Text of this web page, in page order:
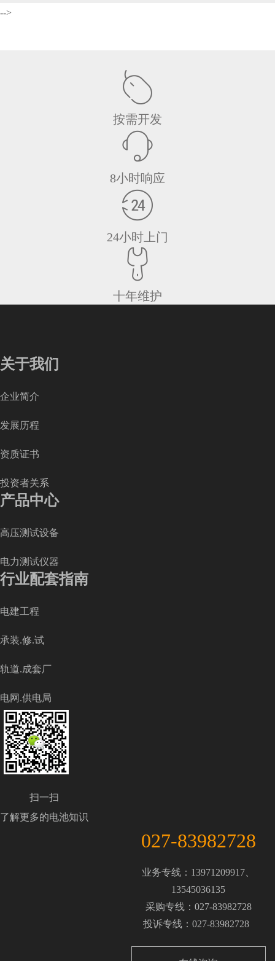
-->
按需开发
8小时响应
24小时上门
十年维护
关于我们
企业简介
发展历程
资质证书
投资者关系
产品中心
高压测试设备
电力测试仪器
行业配套指南
电建工程
承装.修.试
轨道.成套厂
电网.供电局
扫一扫
了解更多的电池知识
027-83982728
业务专线：13971209917、
13545036135
采购专线：027-83982728
投诉专线：027-83982728